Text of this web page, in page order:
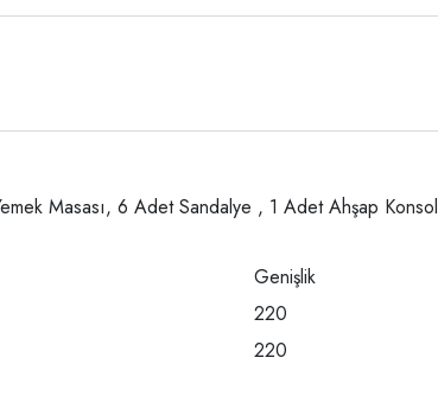
Masası, 6 Adet Sandalye , 1 Adet Ahşap Konsol
Genişlik
220
220